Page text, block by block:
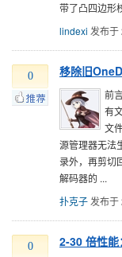
带了凸四边形
lindexi 发布
0 移除旧
前
有
文
源管理器无法
录外，再剪切
解码器的 ...
扑克子 发布
0 2-30 倍性